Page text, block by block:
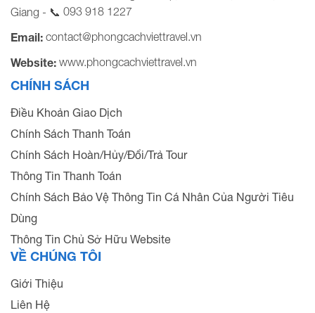
Giang - 📞 093 918 1227
Email: contact@phongcachviettravel.vn
Website: www.phongcachviettravel.vn
CHÍNH SÁCH
Điều Khoản Giao Dịch
Chính Sách Thanh Toán
Chính Sách Hoàn/Hủy/Đổi/Trả Tour
Thông Tin Thanh Toán
Chính Sách Bảo Vệ Thông Tin Cá Nhân Của Người Tiêu
Dùng
Thông Tin Chủ Sở Hữu Website
VỀ CHÚNG TÔI
Giới Thiệu
Liên Hệ